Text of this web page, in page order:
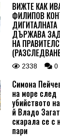
ВИЖТЕ КАК
ФИЛИПОВ
ДИГИТАЛНАТА
ДЪРЖАВА
НА
2338 0
Симона
на море след
убийството
й Владо
скарала се с
пари